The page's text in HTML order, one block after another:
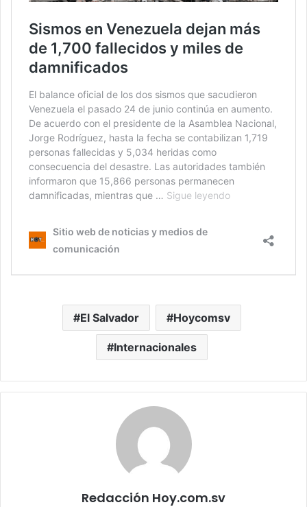
El Salvador Hoycomsv
Internacionales
Redacción Hoy.com.sv